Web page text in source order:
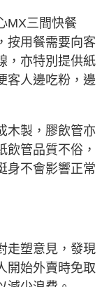
MX三間快餐
按用餐需要向客
，亦特別提供紙
客人邊吃粉，邊
木製，膠飲管亦
飲管品質不俗，
身不會影響正常
走塑意見，發現
開始外賣時免取